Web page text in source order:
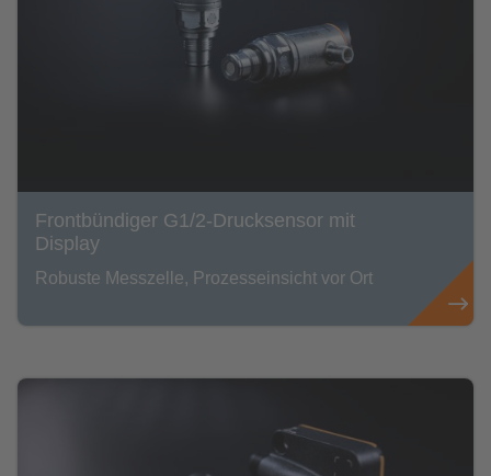
Frontbündiger G1/2-Drucksensor mit
Display
Robuste Messzelle, Prozesseinsicht vor Ort